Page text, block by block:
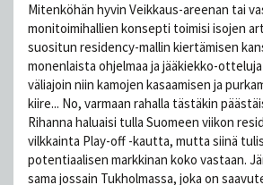
Mitenköhän hyvin Veikkaus-areenan tai
monitoimihallien konsepti toimisi isojen
suositun residency-mallin kiertämisen
monenlaista ohjelmaa ja jääkiekko-
väliajoin niin kamojen kasaamisen ja
kiire... No, varmaan rahalla tästäkin
Rihanna haluaisi tulla Suomeen viikon
vilkkainta Play-off -kautta, mutta siinä
potentiaalisen markkinan koko vastaan.
sama jossain Tukholmassa, joka on